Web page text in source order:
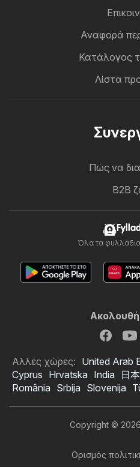
Αναφορά
Κατάλογος
Λίστα
Πώς να
B2B
Όλα τα
Αλλες χώρες: United Arab
Cyprus Hrvatska India 日本
România Srbija Slovenija
Copyright © 2026
Ορισμός